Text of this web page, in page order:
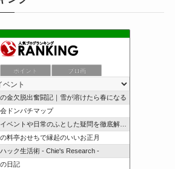
ポイント ブロ画
の金欠脱出奮闘記｜雪が溶けたら春になる
ドンパチマップ
ベントや日常のふとした疑問を徹底解説！
料亭おせちで縁起のいいお正月
ック生活術 - Chie's Research -
日記